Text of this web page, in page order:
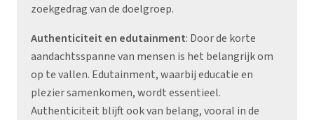
zoekgedrag van de doelgroep.
Authenticiteit en edutainment: Door de korte
aandachtsspanne van mensen is het belangrijk om
op te vallen. Edutainment, waarbij educatie en
plezier samenkomen, wordt essentieel.
Authenticiteit blijft ook van belang, vooral in de